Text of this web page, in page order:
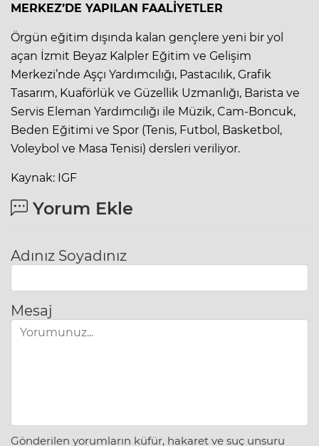
MERKEZ’DE YAPILAN FAALİYETLER
Örgün eğitim dışında kalan gençlere yeni bir yol
açan İzmit Beyaz Kalpler Eğitim ve Gelişim
Merkezi’nde Aşçı Yardımcılığı, Pastacılık, Grafik
Tasarım, Kuaförlük ve Güzellik Uzmanlığı, Barista ve
Servis Eleman Yardımcılığı ile Müzik, Cam-Boncuk,
Beden Eğitimi ve Spor (Tenis, Futbol, Basketbol,
Voleybol ve Masa Tenisi) dersleri veriliyor.
Kaynak: IGF
Yorum Ekle
Adınız Soyadınız
Mesaj
Gönderilen yorumların küfür, hakaret ve suç unsuru